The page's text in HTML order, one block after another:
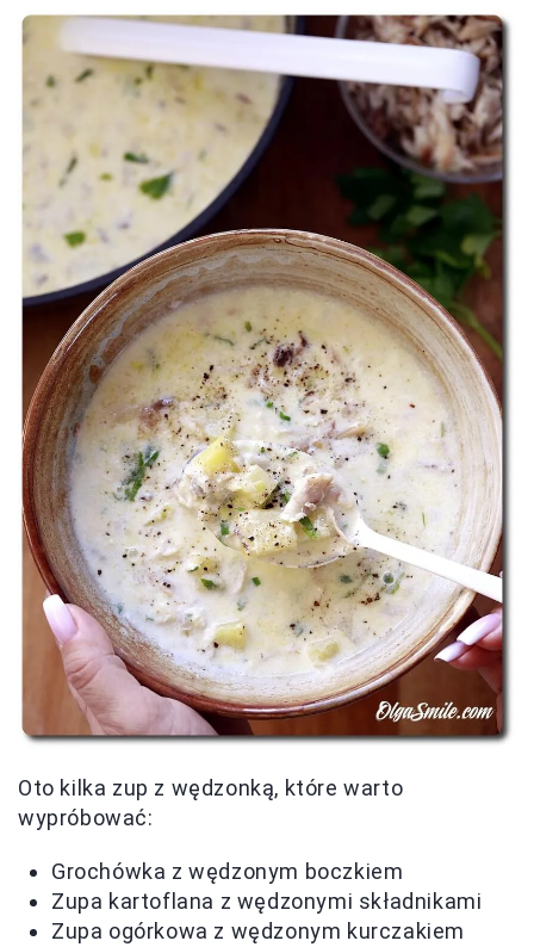
Oto kilka zup z wędzonką, które warto
wypróbować:
Grochówka z wędzonym boczkiem
Zupa kartoflana z wędzonymi składnikami
Zupa ogórkowa z wędzonym kurczakiem